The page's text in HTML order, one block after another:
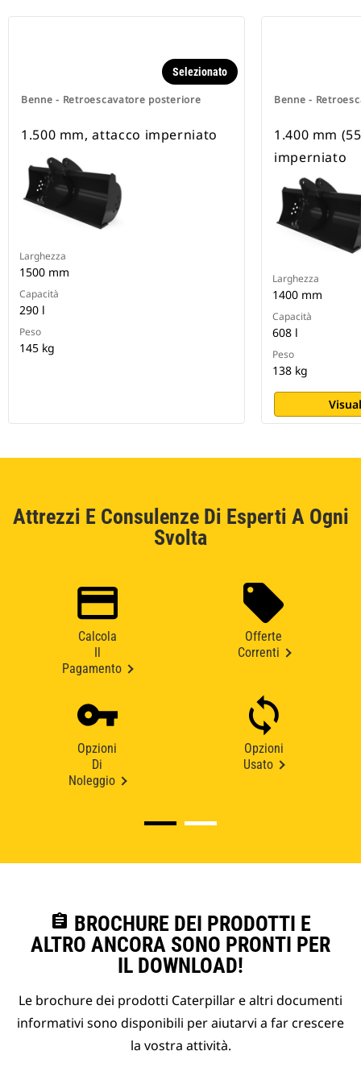
Benne - Retroescavatore posteriore
Selezionato
1.500 mm, attacco imperniato
Larghezza
1500 mm
Capacità
290 l
Peso
145 kg
Benne -
1.400 mm
imperniato
Larghezza
1400 mm
Capacità
608 l
Peso
138 kg
Attrezzi E Consulenze Di Esperti A Ogni
Svolta
Calcola
Pagamento
Offerte
Correnti
Opzioni
Di
Noleggio
Opzioni
Usato
assignment BROCHURE DEI PRODOTTI E
ALTRO ANCORA SONO PRONTI PER
IL DOWNLOAD!
Le brochure dei prodotti Caterpillar e altri documenti
informativi sono disponibili per aiutarvi a far crescere
la vostra attività.